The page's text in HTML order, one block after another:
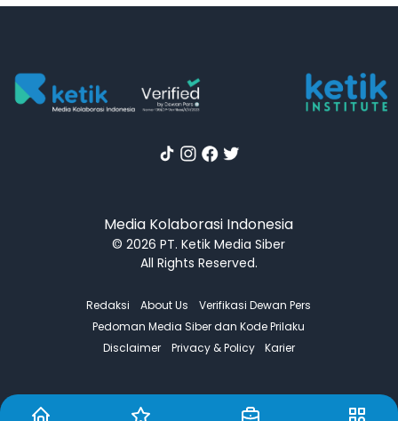
Media Kolaborasi Indonesia
© 2026 PT. Ketik Media Siber
All Rights Reserved.
Redaksi About Us
Verifikasi Dewan Pers
Pedoman Media Siber dan Kode Prilaku
Disclaimer
Privacy & Policy Karier